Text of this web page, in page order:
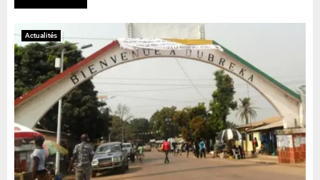
Actualités